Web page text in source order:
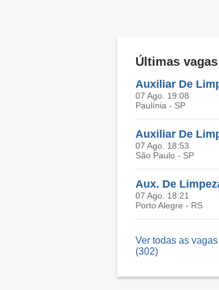
Últimas
Auxiliar De
07 Ago. 19:08
Paulínia - SP
Auxiliar De
07 Ago. 18:53
São Paulo - SP
07 Ago. 18:21
Porto Alegre - RS
Ver todas as
(302)